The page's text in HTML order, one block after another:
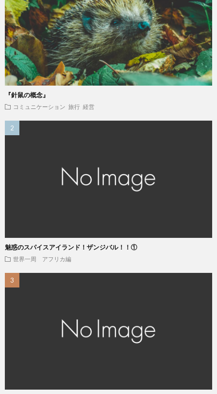
『針鼠の概念』
コミュニケーション 旅行 経営
魅惑のスパイスアイランド！ザンジバル！！①
世界一周 アフリカ編